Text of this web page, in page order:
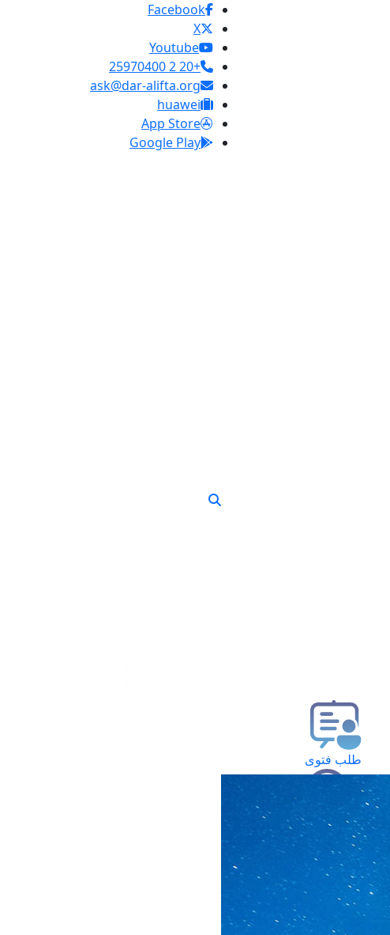
Facebook
X
Youtube
+20 2 25970400
ask@dar-alifta.org
huawei
App Store
Google Play
طلب فتوى
استعلام عن فتوى
حجز موعد